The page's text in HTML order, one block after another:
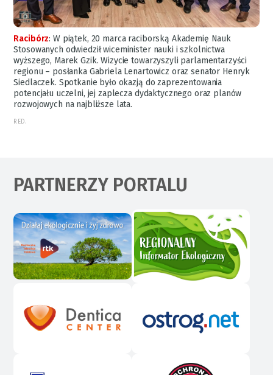
Racibórz:W piątek, 20 marca raciborską Akademię Nauk
Stosowanych odwiedził wiceminister nauki i szkolnictwa
wyższego, Marek Gzik. Wizycie towarzyszyli parlamentarzyści
regionu – posłanka Gabriela Lenartowicz oraz senator Henryk
Siedlaczek. Spotkanie było okazją do zaprezentowania
potencjału uczelni, jej zaplecza dydaktycznego oraz planów
rozwojowych na najbliższe lata.
RED.
PARTNERZY PORTALU